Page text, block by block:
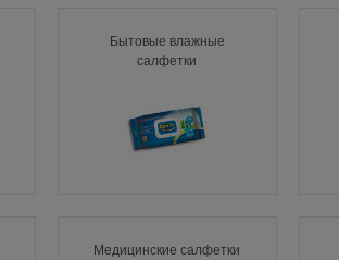
Бытовые влажные
салфетки
Медицинские салфетки